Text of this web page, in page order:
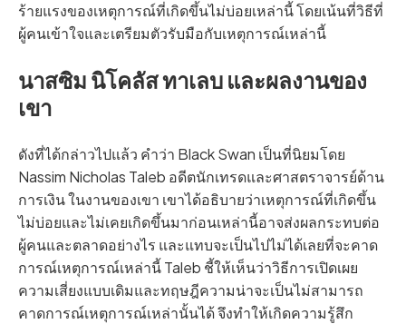
ร้ายแรงของเหตุการณ์ที่เกิดขึ้นไม่บ่อยเหล่านี้ โดยเน้นที่วิธีที่
ผู้คนเข้าใจและเตรียมตัวรับมือกับเหตุการณ์เหล่านี้
นาสซิม นิโคลัส ทาเลบ และผลงานของ
เขา
ดังที่ได้กล่าวไปแล้ว คำว่า Black Swan เป็นที่นิยมโดย
Nassim Nicholas Taleb อดีตนักเทรดและศาสตราจารย์ด้าน
การเงิน ในงานของเขา เขาได้อธิบายว่าเหตุการณ์ที่เกิดขึ้น
ไม่บ่อยและไม่เคยเกิดขึ้นมาก่อนเหล่านี้อาจส่งผลกระทบต่อ
ผู้คนและตลาดอย่างไร และแทบจะเป็นไปไม่ได้เลยที่จะคาด
การณ์เหตุการณ์เหล่านี้ Taleb ชี้ให้เห็นว่าวิธีการเปิดเผย
ความเสี่ยงแบบเดิมและทฤษฎีความน่าจะเป็นไม่สามารถ
คาดการณ์เหตุการณ์เหล่านั้นได้ จึงทำให้เกิดความรู้สึก